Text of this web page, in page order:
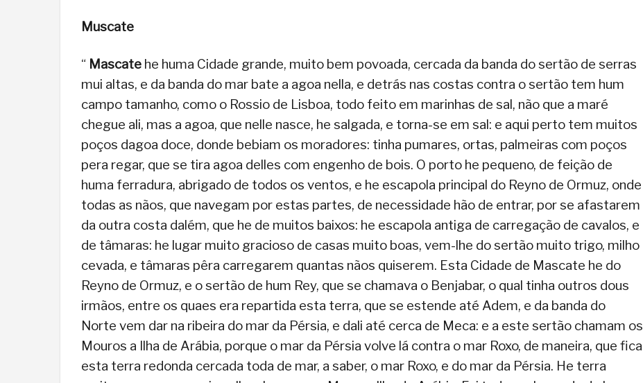
Muscate
“ Mascate he huma Cidade grande, muito bem povoada, cercada da banda do sertão de serras
mui altas, e da banda do mar bate a agoa nella, e detrás nas costas contra o sertão tem hum
campo tamanho, como o Rossio de Lisboa, todo feito em marinhas de sal, não que a maré
chegue ali, mas a agoa, que nelle nasce, he salgada, e torna-se em sal: e aqui perto tem muitos
poços dagoa doce, donde bebiam os moradores: tinha pumares, ortas, palmeiras com poços
pera regar, que se tira agoa delles com engenho de bois. O porto he pequeno, de feição de
huma ferradura, abrigado de todos os ventos, e he escapola principal do Reyno de Ormuz, onde
todas as nãos, que navegam por estas partes, de necessidade hão de entrar, por se afastarem
da outra costa dalém, que he de muitos baixos: he escapola antiga de carregação de cavalos, e
de tâmaras: he lugar muito gracioso de casas muito boas, vem-lhe do sertão muito trigo, milho
cevada, e tâmaras pêra carregarem quantas nãos quiserem. Esta Cidade de Mascate he do
Reyno de Ormuz, e o sertão de hum Rey, que se chamava o Benjabar, o qual tinha outros dous
irmãos, entre os quaes era repartida esta terra, que se estende até Adem, e da banda do
Norte vem dar na ribeira do mar da Pérsia, e dali até cerca de Meca: e a este sertão chamam os
Mouros a Ilha de Arábia, porque o mar da Pérsia volve lá contra o mar Roxo, de maneira, que fica
esta terra redonda cercada toda de mar, a saber, o mar Roxo, e do mar da Pérsia. He terra